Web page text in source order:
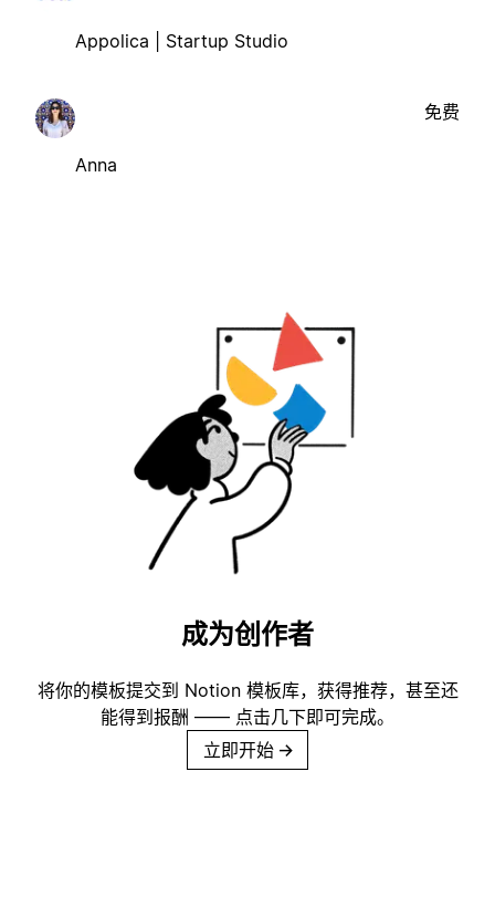
Appolica | Startup Studio
Anna
免费
成为创作者
将你的模板提交到 Notion 模板库，获得推荐，甚至还
能得到报酬 —— 点击几下即可完成。
立即开始 →